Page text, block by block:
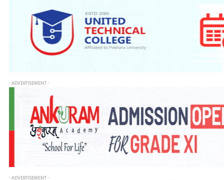
- ADVERTISEMENT -
- ADVERTISEMENT -